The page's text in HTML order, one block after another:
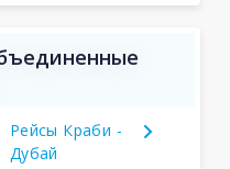
Рейсы Краби -
Дубай